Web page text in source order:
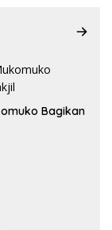
Bagikan